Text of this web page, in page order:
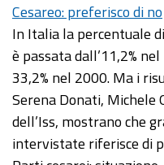
Cesareo: preferisco di no
In Italia la percentuale
è passata dall’11,2%
33,2% nel 2000. Ma i
Serena Donati, Michele
dell’Iss, mostrano che
intervistate riferisce di